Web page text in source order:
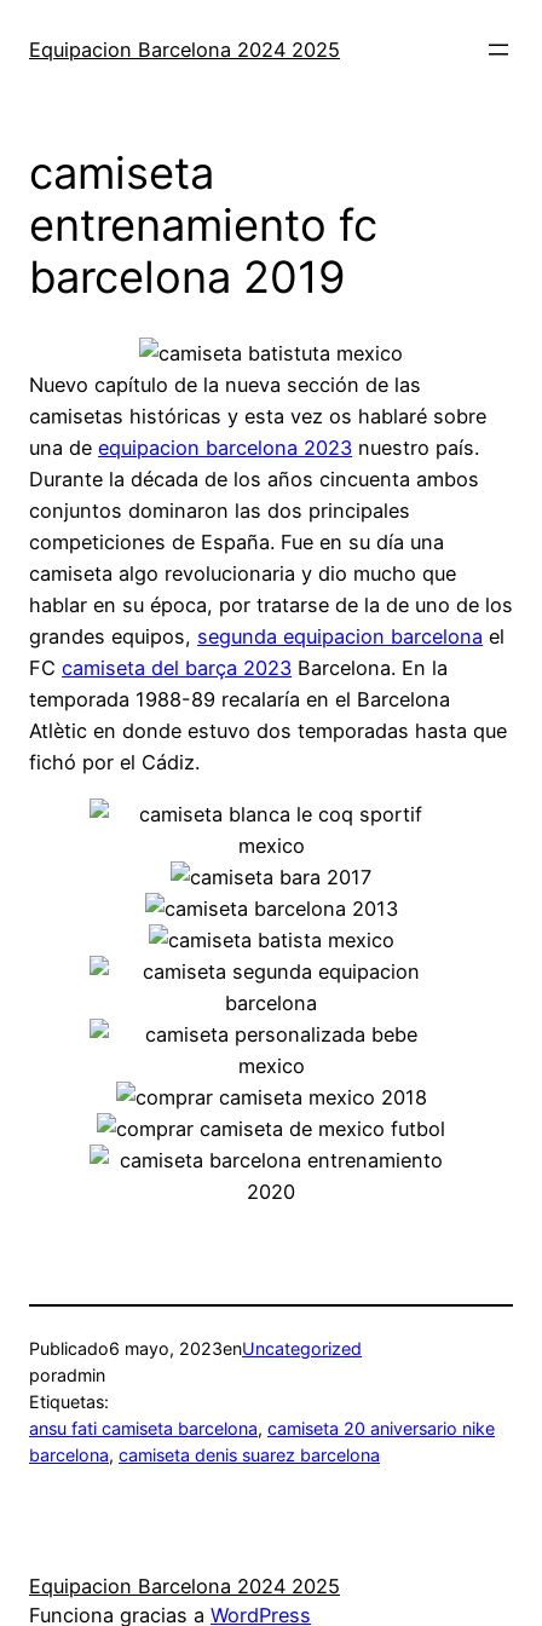
Equipacion Barcelona 2024 2025
camiseta
entrenamiento fc
barcelona 2019
Nuevo capítulo de la nueva sección de las
camisetas históricas y esta vez os hablaré sobre
una de equipacion barcelona 2023 nuestro país.
Durante la década de los años cincuenta ambos
conjuntos dominaron las dos principales
competiciones de España. Fue en su día una
camiseta algo revolucionaria y dio mucho que
hablar en su época, por tratarse de la de uno de los
grandes equipos, segunda equipacion barcelona el
FC camiseta del barça 2023 Barcelona. En la
temporada 1988-89 recalaría en el Barcelona
Atlètic en donde estuvo dos temporadas hasta que
fichó por el Cádiz.
Publicado6 mayo, 2023enUncategorized
poradmin
Etiquetas:
ansu fati camiseta barcelona, camiseta 20 aniversario nike
barcelona, camiseta denis suarez barcelona
Equipacion Barcelona 2024 2025
Funciona gracias a WordPress